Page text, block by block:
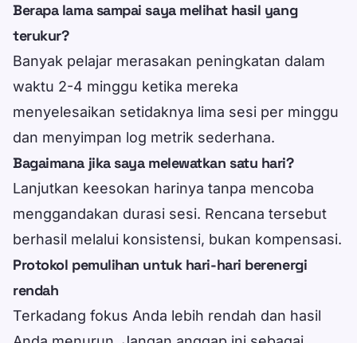
Berapa lama sampai saya melihat hasil yang
terukur?
Banyak pelajar merasakan peningkatan dalam
waktu 2-4 minggu ketika mereka
menyelesaikan setidaknya lima sesi per minggu
dan menyimpan log metrik sederhana.
Bagaimana jika saya melewatkan satu hari?
Lanjutkan keesokan harinya tanpa mencoba
menggandakan durasi sesi. Rencana tersebut
berhasil melalui konsistensi, bukan kompensasi.
Protokol pemulihan untuk hari-hari berenergi
rendah
Terkadang fokus Anda lebih rendah dan hasil